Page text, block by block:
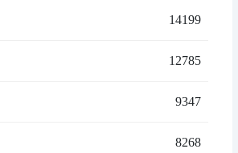
14199
12785
9347
8268